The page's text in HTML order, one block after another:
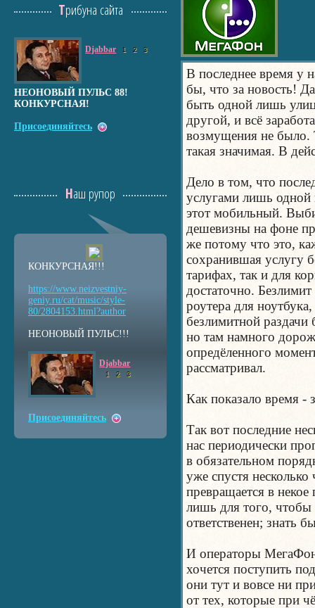
В последнее время у
бы, что за новость!
быть одной лишь
другой, и всё
возмущения не было.
такая значимая. В
Дело в том, что
услугами лишь
этот мобильный.
дешевизны на фоне
же потому что это,
сохранившая услугу
тарифах, так и для
достаточно.
роутера для
безлимитной
но там намного
опредёленного
рассматривал.
Как показало время -
Так вот последние
нас периодически
в обязательном
уже спустя несколько
превращается в
лишь для того, чтобы
ответственен; знать
И операторы
хочется поступить
они тут и вовсе ни
от тех, которые при
Трибуна сайта
Djabbar 1 2 3
НЕОНОВЫЙ ПУЛЬС 88!
КОНКУРСНАЯ!
Присоединяйтесь
Наш рупор
КОНКУРСНАЯ!!!
https://www.neizvestniy-
geniy.ru/cat/music/style-
80/2804153.html?author
НЕОНОВЫЙ ПУЛЬС!!!
Djabbar
1 2 3
Присоединяйтесь